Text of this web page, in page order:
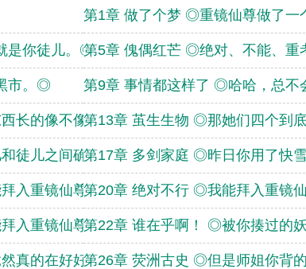
第1章 做了个梦 ◎重镜仙尊做了一
是你徒儿。◎第5章 傀偶红芒 ◎绝对、不能、
市。◎ 第9章 事情都这样了 ◎哈哈，总不
长的像不像魔茧？第13章 茧生生物 ◎那她们四个到
徒儿之间确实是不第17章 多剑家庭 ◎昨日你用了快
入重镜仙尊门下吗第20章 绝对不行 ◎我能拜入重镜
入重镜仙尊门下吗第22章 谁在乎啊！ ◎被你揍过的
真的在好好读书了第26章 荧洲古史 ◎但是师姐你背